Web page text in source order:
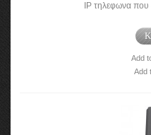
IP τηλεφωνα
Add
Add